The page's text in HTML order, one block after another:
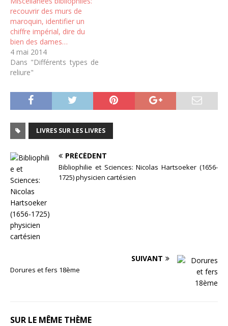
recouvrir des murs de
maroquin, identifier un
chiffre impérial, dire du
bien des dames…
4 mai 2014
Dans "Différents types de
reliure"
LIVRES SUR LES LIVRES
PRÉCÉDENT
Bibliophilie et Sciences: Nicolas Hartsoeker (1656-
1725) physicien cartésien
SUIVANT
Dorures et fers 18ème
SUR LE MÊME THÈME